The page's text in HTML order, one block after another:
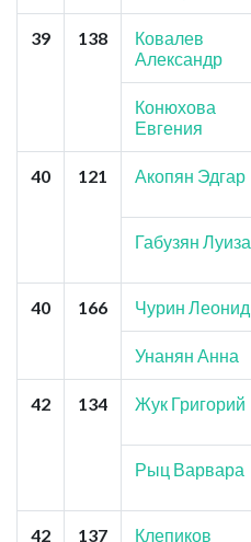
39 138
Ковалев
Александр
Конюхова
Евгения
40 121 Акопян Эдгар
Габузян Луиза
40 166 Чурин Леонид
Унанян Анна
42 134 Жук Григорий
Рыц Варвара
42 137
Клепиков